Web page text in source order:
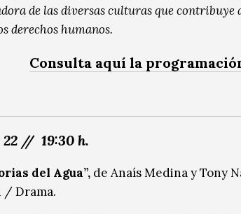
de las diversas culturas que
derechos humanos.
Consulta aquí la
22 // 19:30 h.
del Agua”, de Anaís Medina y Tony
/ Drama.